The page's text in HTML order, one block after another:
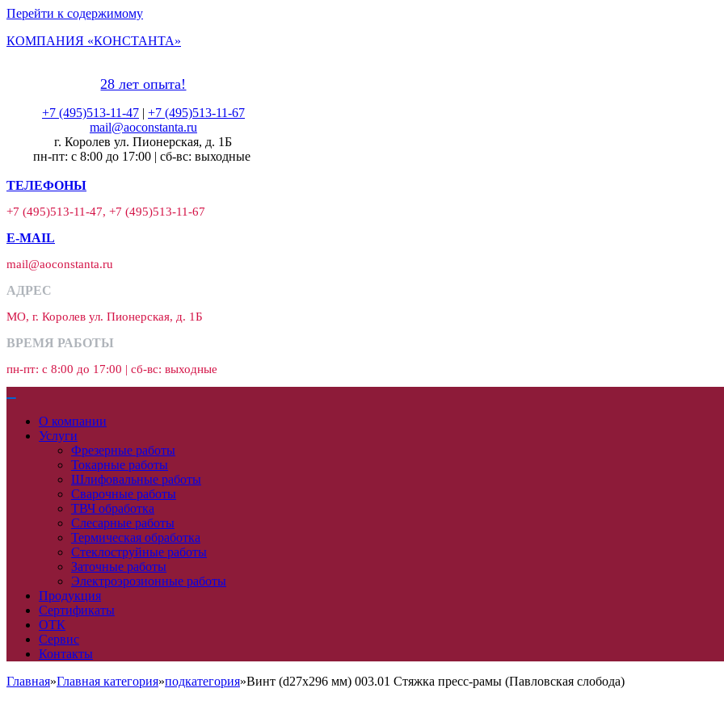
Перейти к содержимому
КОМПАНИЯ «КОНСТАНТА»
28 лет опыта!
+7 (495)513-11-47| +7 (495)513-11-67
mail@aoconstanta.ru
г. Королев ул. Пионерская, д. 1Б
пн-пт: с 8:00 до 17:00 | сб-вс: выходные
ТЕЛЕФОНЫ
+7 (495)513-11-47, +7 (495)513-11-67
E-MAIL
mail@aoconstanta.ru
АДРЕС
МО, г. Королев ул. Пионерская, д. 1Б
ВРЕМЯ РАБОТЫ
пн-пт: с 8:00 до 17:00 | сб-вс: выходные
О компании
Услуги
Фрезерные работы
Токарные работы
Шлифовальные работы
Сварочные работы
ТВЧ обработка
Слесарные работы
Термическая обработка
Стеклоструйные работы
Заточные работы
Электроэрозионные работы
Продукция
Сертификаты
ОТК
Сервис
Контакты
Главная»Главная категория»подкатегория»Винт (d27x296 мм) 003.01 Стяжка пресс-рамы (Павловская слобода)